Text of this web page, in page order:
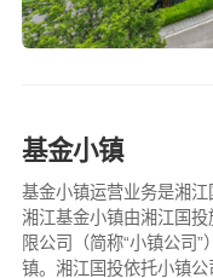
基金小镇
基金小镇运营业务是湘江
湘江基金小镇由湘江国
限公司（简称“小镇公司
镇。湘江国投依托小镇